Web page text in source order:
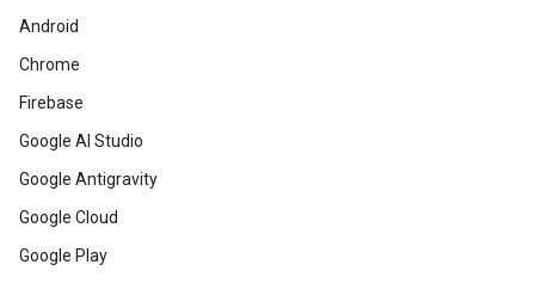
Android
Chrome
Firebase
Google AI Studio
Google Antigravity
Google Cloud
Google Play